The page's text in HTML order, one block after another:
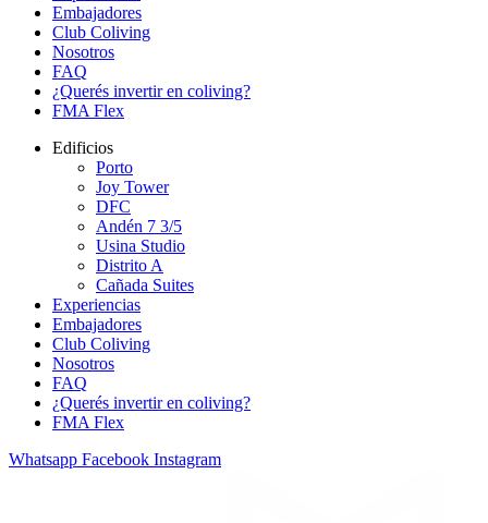
Embajadores
Club Coliving
Nosotros
FAQ
¿Querés invertir en coliving?
FMA Flex
Edificios
Porto
Joy Tower
DFC
Andén 7 3/5
Usina Studio
Distrito A
Cañada Suites
Experiencias
Embajadores
Club Coliving
Nosotros
FAQ
¿Querés invertir en coliving?
FMA Flex
Whatsapp Facebook Instagram